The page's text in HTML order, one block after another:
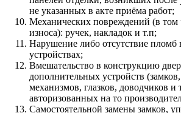
не указанных в акте приёма работ;
Механических повреждений (в том
износа): ручек, накладок и т.п;
Нарушение либо отсутствие
устройствах;
Вмешательство в конструкцию
дополнительных устройств
механизмов, глазков, доводчиков и
авторизованных на то
Самостоятельной замены замков,